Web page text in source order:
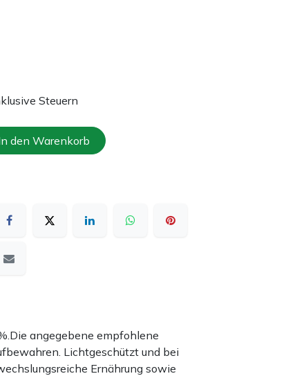
Steuern
den Warenkorb
angegebene empfohlene
Lichtgeschützt und bei
Ernährung sowie